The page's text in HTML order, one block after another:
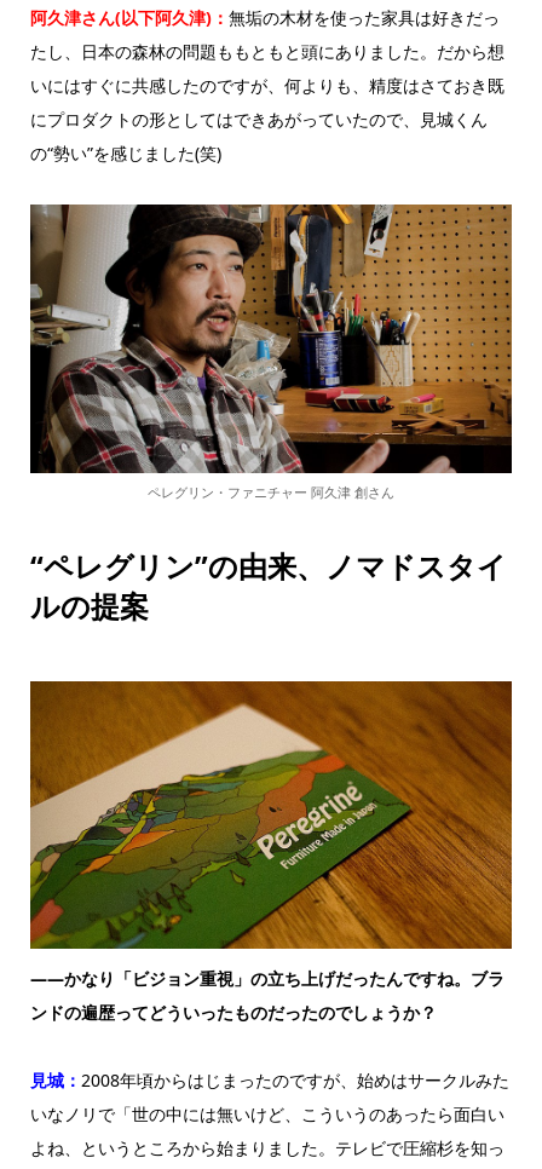
阿久津さん(以下阿久津)： 無垢の木材を使った家具は好きだっ
たし、日本の森林の問題ももともと頭にありました。だから想
いにはすぐに共感したのですが、何よりも、精度はさておき既
にプロダクトの形としてはできあがっていたので、見城くん
の“勢い”を感じました(笑)
ペレグリン・ファニチャー 阿久津 創さん
“ペレグリン”の由来、ノマドスタイ
ルの提案
——かなり「ビジョン重視」の立ち上げだったんですね。ブラ
ンドの遍歴ってどういったものだったのでしょうか？
見城： 2008年頃からはじまったのですが、始めはサークルみた
いなノリで「世の中には無いけど、こういうのあったら面白い
よね、というところから始まりました。テレビで圧縮杉を知っ